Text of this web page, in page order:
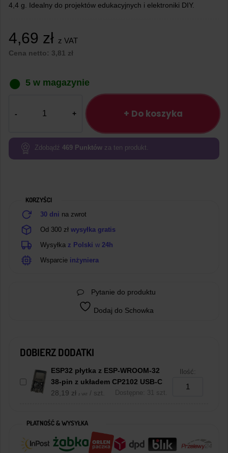
4,4 g. Idealny do projektów edukacyjnych i elektroniki DIY.
4,69 zł z VAT
Cena netto: 3,81 zł
5 w magazynie
LED
+ Do koszyka
Zdobądź 469 Punktów za ten produkt.
KORZYŚCI
30 dni na zwrot
Od 300 zł wysyłka gratis
Wysyłka z Polski w 24h
Wsparcie inżyniera
Pytanie do produktu
Dodaj do Schowka
DOBIERZ DODATKI
ESP32 płytka z ESP-WROOM-32
38-pin z układem CP2102 USB-C
28,19 zł z VAT / szt. Dostępne: 31 szt.
Ilość:
PŁATNOŚĆ & WYSYŁKA